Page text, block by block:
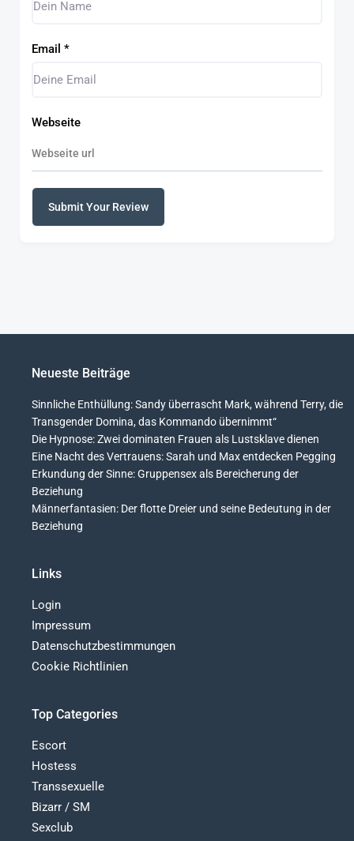
Email *
Webseite
Submit Your Review
Neueste Beiträge
Sinnliche Enthüllung: Sandy überrascht Mark, während Terry, die
Transgender Domina, das Kommando übernimmt“
Die Hypnose: Zwei dominaten Frauen als Lustsklave dienen
Eine Nacht des Vertrauens: Sarah und Max entdecken Pegging
Erkundung der Sinne: Gruppensex als Bereicherung der
Beziehung
Männerfantasien: Der flotte Dreier und seine Bedeutung in der
Beziehung
Links
Login
Impressum
Datenschutzbestimmungen
Cookie Richtlinien
Top Categories
Escort
Hostess
Transsexuelle
Bizarr / SM
Sexclub